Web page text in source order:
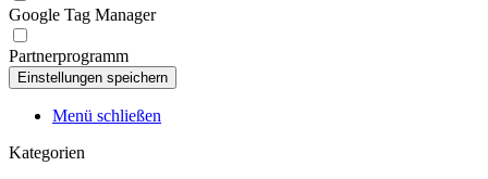
Google Tag Manager
Partnerprogramm
Menü schließen
Kategorien